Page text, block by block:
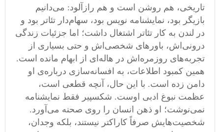
تاریخی، هم روشن است و هم رازآلود: می‌دانیم
بازیگر بود، نمایشنامه‌ نویس بود، سهام‌دار تئاتر بود و
در لندن به کار تئاتر اشتغال داشت؛ اما جزئیات زندگی
درونی‌اش، باورهای شخصی‌اش و حتی بسیاری از
تجربه‌های روزمره‌اش در هاله‌ای از ابهام مانده است.
همین کمبود اطلاعات، به افسانه‌سازی درباره‌ی او
دامن زده است. با این ‌حال، آنچه قطعی است،
عظمت نبوغ ادبی اوست. شکسپیر فقط نمایشنامه
نمی‌نوشت؛ او ذهن انسان را روی صحنه می‌آورد.
شخصیت‌هایش صرفاً کاراکتر نیستند، بلکه وجدان،